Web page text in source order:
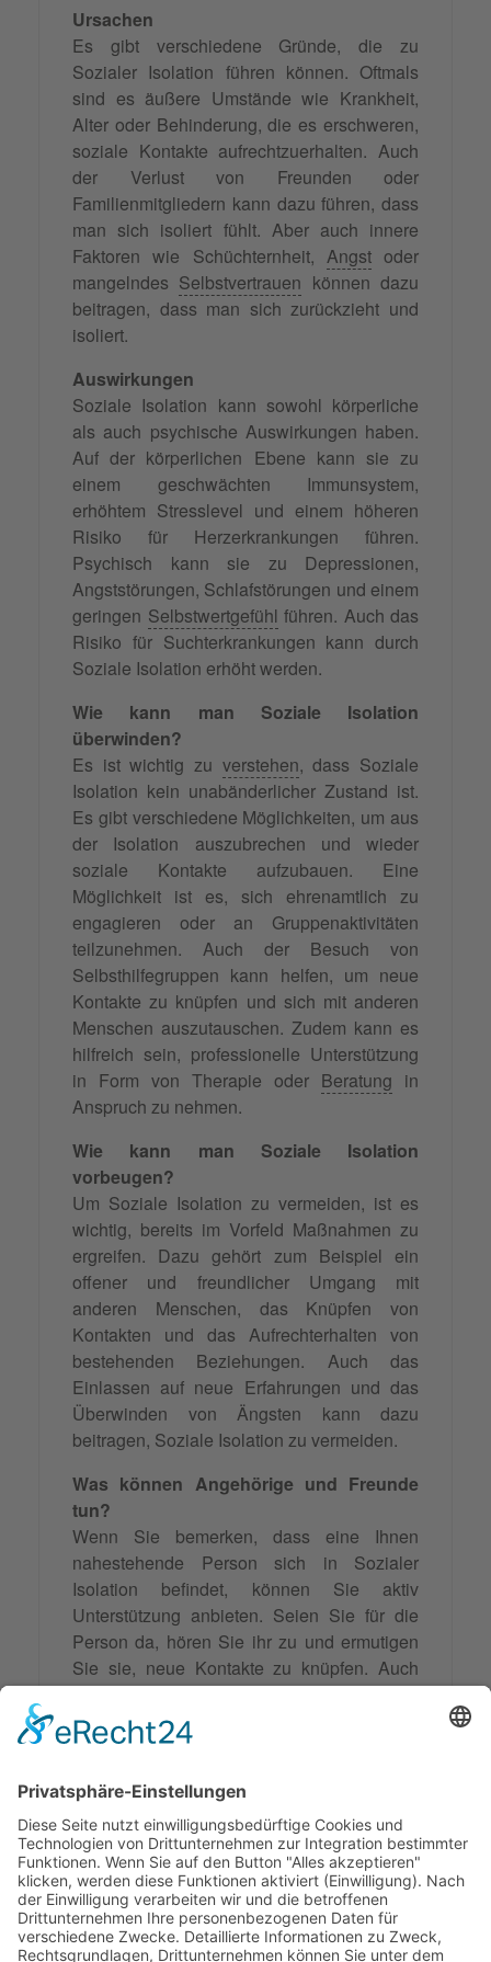
Ursachen
Es gibt verschiedene Gründe, die zu
Sozialer Isolation führen können. Oftmals
sind es äußere Umstände wie Krankheit,
Alter oder Behinderung, die es erschweren,
soziale Kontakte aufrechtzuerhalten. Auch
der Verlust von Freunden oder
Familienmitgliedern kann dazu führen, dass
man sich isoliert fühlt. Aber auch innere
Faktoren wie Schüchternheit, Angstoder
mangelndes Selbstvertrauen können dazu
beitragen, dass man sich zurückzieht und
isoliert.
Auswirkungen
Soziale Isolation kann sowohl körperliche
als auch psychische Auswirkungen haben.
Auf der körperlichen Ebene kann sie zu
einem geschwächten Immunsystem,
erhöhtem Stresslevel und einem höheren
Risiko für Herzerkrankungen führen.
Psychisch kann sie zu Depressionen,
Angststörungen, Schlafstörungen und einem
geringen Selbstwertgefühl führen. Auch das
Risiko für Suchterkrankungen kann durch
Soziale Isolation erhöht werden.
Wie kann man Soziale Isolation
überwinden?
Es ist wichtig zu verstehen, dass Soziale
Isolation kein unabänderlicher Zustand ist.
Es gibt verschiedene Möglichkeiten, um aus
der Isolation auszubrechen und wieder
soziale Kontakte aufzubauen. Eine
Möglichkeit ist es, sich ehrenamtlich zu
engagieren oder an Gruppenaktivitäten
teilzunehmen. Auch der Besuch von
Selbsthilfegruppen kann helfen, um neue
Kontakte zu knüpfen und sich mit anderen
Menschen auszutauschen. Zudem kann es
hilfreich sein, professionelle Unterstützung
in Form von Therapie oder Beratung in
Anspruch zu nehmen.
Wie kann man Soziale Isolation
vorbeugen?
Um Soziale Isolation zu vermeiden, ist es
wichtig, bereits im Vorfeld Maßnahmen zu
ergreifen. Dazu gehört zum Beispiel ein
offener und freundlicher Umgang mit
anderen Menschen, das Knüpfen von
Kontakten und das Aufrechterhalten von
bestehenden Beziehungen. Auch das
Einlassen auf neue Erfahrungen und das
Überwinden von Ängsten kann dazu
beitragen, Soziale Isolation zu vermeiden.
Was können Angehörige und Freunde
tun?
Wenn Sie bemerken, dass eine Ihnen
nahestehende Person sich in Sozialer
Isolation befindet, können Sie aktiv
Unterstützung anbieten. Seien Sie für die
Person da, hören Sie ihr zu und ermutigen
Sie sie, neue Kontakte zu knüpfen. Auch
gemeinsame Unternehmungen können
helfen, die Isolation zu durchbrechen.
Wichtig ist es, die Person nicht zu drängen
Raum zu geben, um sich langsam wieder in
die Gesellschaft zu integrieren.